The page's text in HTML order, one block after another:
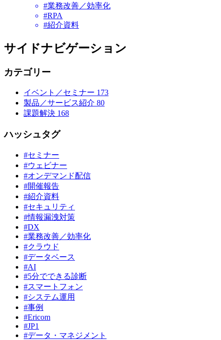
#業務改善／効率化
#RPA
#紹介資料
サイドナビゲーション
カテゴリー
イベント／セミナー 173
製品／サービス紹介 80
課題解決 168
ハッシュタグ
#セミナー
#ウェビナー
#オンデマンド配信
#開催報告
#紹介資料
#セキュリティ
#情報漏洩対策
#DX
#業務改善／効率化
#クラウド
#データベース
#AI
#5分でできる診断
#スマートフォン
#システム運用
#事例
#Ericom
#JP1
#データ・マネジメント